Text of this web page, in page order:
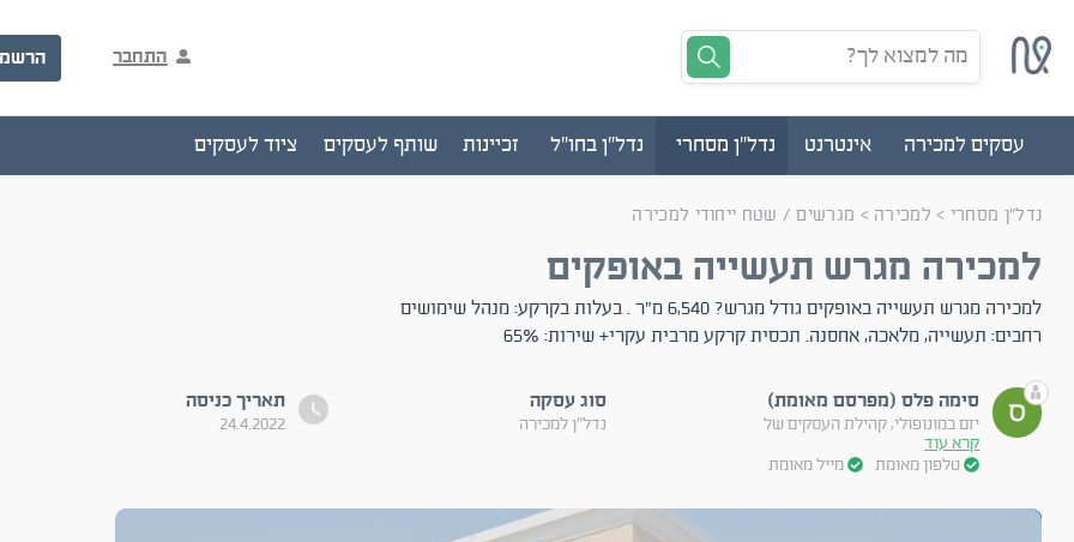
מה למצוא לך? התחבר
עסקים למכירה אינטרנט נדל"ן מסחרי נדל"ן בחו"ל זכיינות שותף לעסקים ציוד לעסקים
נדל"ן מסחרי > למכירה > מגרשים / שטח ייחודי למכירה
למכירה מגרש תעשייה באופקים
למכירה מגרש תעשייה באופקים גודל מגרש? 6,540 מ"ר . בעלות בקרקע: מנהל שימושים
רחבים: תעשייה, מלאכה, אחסנה. תכסית קרקע מרבית עקרי+ שירות: 65%
סימה פלס (מפרסם מאומת)
יזם במונופולי, קהילת העסקים של
קרא עוד
טלפון מאומת
מייל מאומת
סוג עסקה
נדל"ן למכירה
תאריך כניסה
24.4.2022